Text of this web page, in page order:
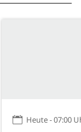
Heute - 07:00